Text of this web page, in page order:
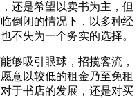
还是希望以卖书为主，但
倒闭的情况下，以多种经
不失为一个务实的选择。
吸引眼球，招揽客流，
意以较低的租金乃至免租
于书店的发展，还是对买